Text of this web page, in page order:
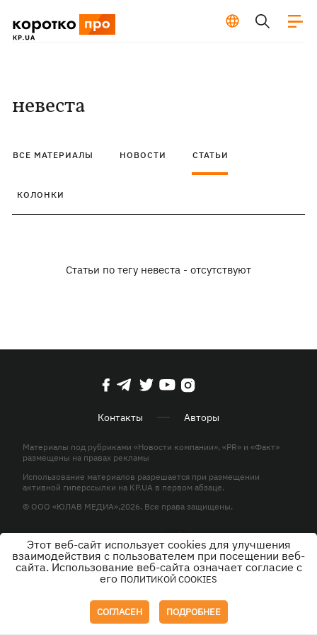
невеста
ВСЕ МАТЕРИАЛЫ НОВОСТИ СТАТЬИ
КОЛОНКИ
Статьи по тегу невеста - отсутствуют
Контакты Авторы
Материалы под рубриками «Новости компании», «PR» и «Факт»
размещены на правах рекламы
Использование материалов разрешается при размещении
активной гиперссылки на KP.UA в первом абзаце.
© ООО «ЮЛАВ МЕДИА»,2026. Все права защищены.
Дизайн
Этот веб-сайт использует cookies для улучшения
взаимодействия с пользователем при посещении веб-
сайта. Использование веб-сайта означает согласие с
его ПОЛИТИКОЙ COOKIES
СОГЛАСЕН ПОДРОБНЕЕ